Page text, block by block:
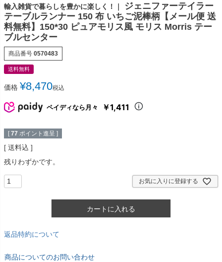
輸入雑貨で暮らしを豊かに楽しく！｜
ジェニファーテイラー
テーブルランナー 150 布 いちご泥棒柄【メール便 送
料無料】150*30 ピュアモリス風 モリス Morris テー
ブルセンター
商品番号 0570483
送料無料
価格 ¥8,470税込
ペイディなら月々 ￥1,411
[ 77 ポイント進呈 ]
送料込
残りわずかです。
お気に入りに登録する
カートに入れる
返品特約について
商品についてのお問い合わせ